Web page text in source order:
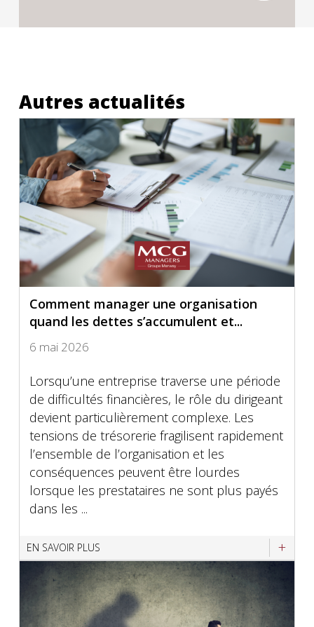
Autres actualités
Comment manager une organisation
quand les dettes s’accumulent et...
6 mai 2026
Lorsqu’une entreprise traverse une période
de difficultés financières, le rôle du dirigeant
devient particulièrement complexe. Les
tensions de trésorerie fragilisent rapidement
l’ensemble de l’organisation et les
conséquences peuvent être lourdes
lorsque les prestataires ne sont plus payés
dans les ...
EN SAVOIR PLUS